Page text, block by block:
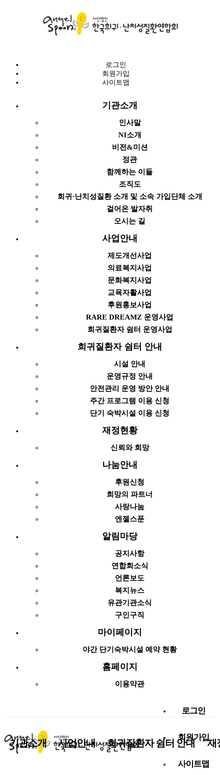
로그인
회원가입
사이트맵
기관소개
인사말
NI소개
비전&미션
정관
함께하는 이들
조직도
희귀·난치성질환 소개 및 소속 가입단체 소개
걸어온 발자취
오시는 길
사업안내
제도개선사업
의료복지사업
문화복지사업
교육자활사업
후원홍보사업
RARE DREAMZ 운영사업
희귀질환자 쉼터 운영사업
희귀질환자 쉼터 안내
시설 안내
운영규정 안내
안전관리 운영 방안 안내
주간 프로그램 이용 신청
단기 숙박시설 이용 신청
재정현황
신뢰와 희망
나눔안내
후원신청
희망의 파트너
사랑나눔
엔젤스푼
알림마당
공지사항
연합회소식
언론보도
복지뉴스
유관기관소식
구인구직
마이페이지
야간 단기숙박시설 예약 현황
홈페이지
이용약관
로그인
회원가입
사이트맵
기관소개 사업안내 희귀질환자 쉼터 안내 재